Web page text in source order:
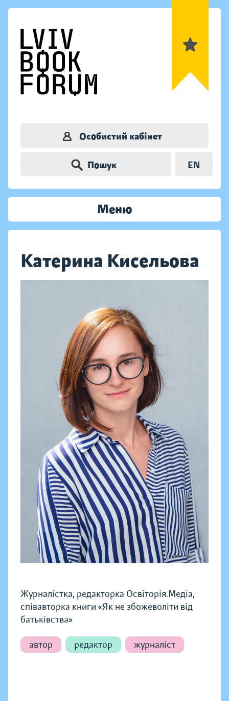
Особистий кабінет
Пошук EN
Меню
Катерина Кисельова
Журналістка, редакторка Освіторія.Медіа,
співавторка книги «Як не збожеволіти від
батьківства»
автор редактор журналіст